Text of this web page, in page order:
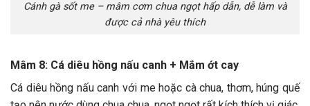
Cánh gà sốt me – mâm cơm chua ngọt hấp dẫn, dễ làm và
được cả nhà yêu thích
Mâm 8: Cá diêu hồng nấu canh + Mắm ớt cay
Cá diêu hồng nấu canh với me hoặc cà chua, thơm, húng quế